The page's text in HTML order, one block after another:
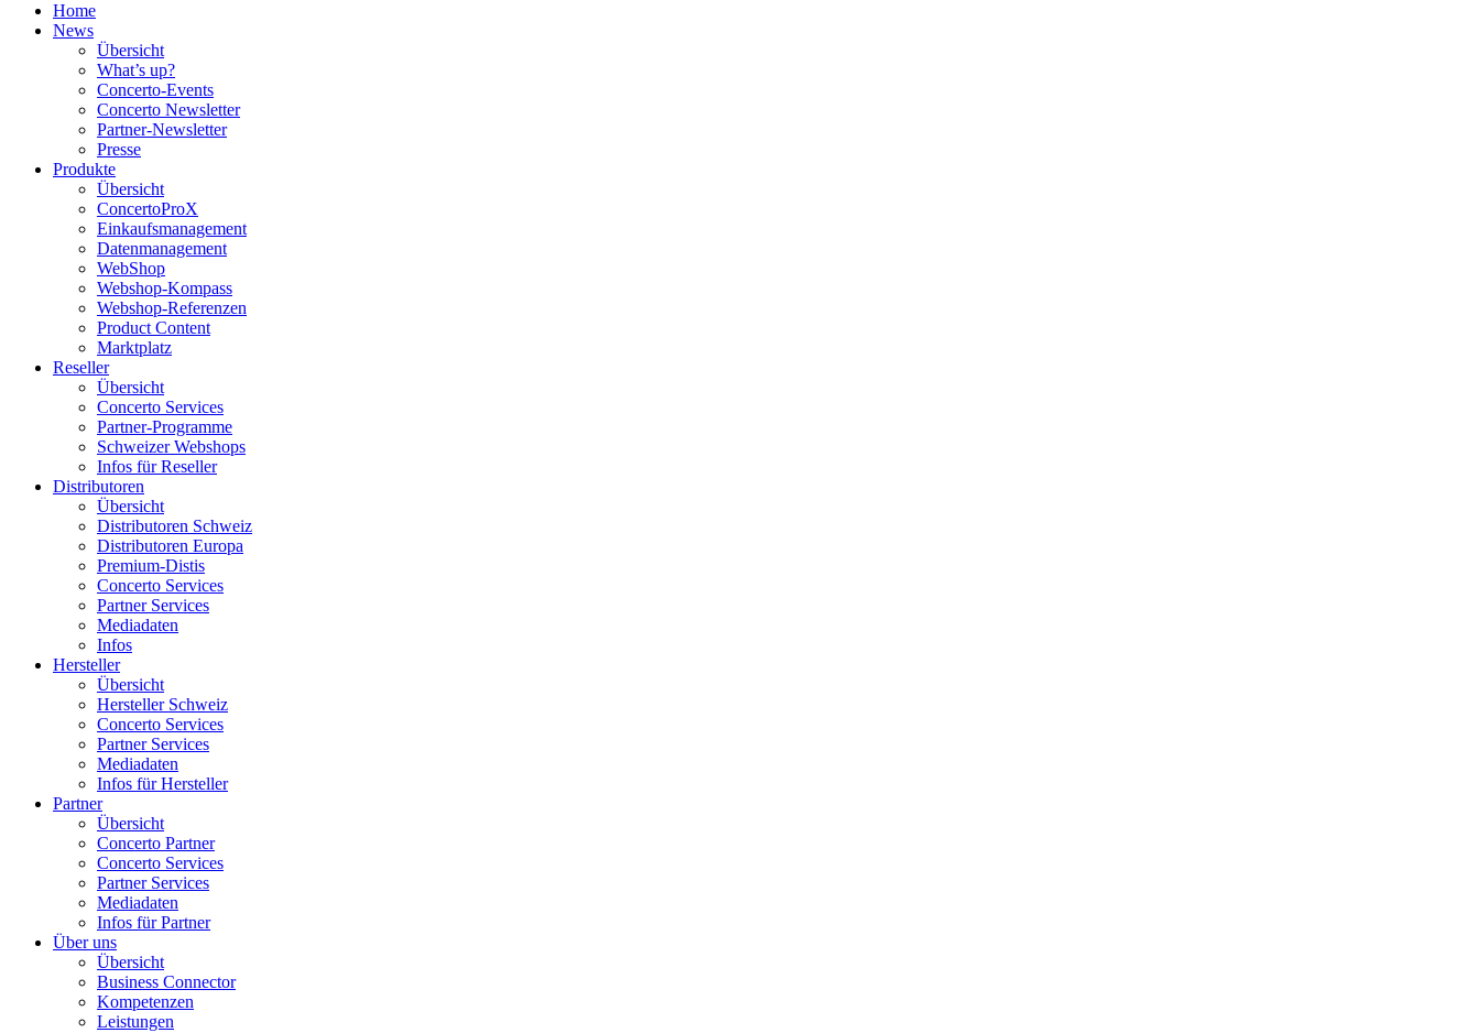
Home
News
Übersicht
What’s up?
Concerto-Events
Concerto Newsletter
Partner-Newsletter
Presse
Produkte
Übersicht
ConcertoProX
Einkaufsmanagement
Datenmanagement
WebShop
Webshop-Kompass
Webshop-Referenzen
Product Content
Marktplatz
Reseller
Übersicht
Concerto Services
Partner-Programme
Schweizer Webshops
Infos für Reseller
Distributoren
Übersicht
Distributoren Schweiz
Distributoren Europa
Premium-Distis
Concerto Services
Partner Services
Mediadaten
Infos
Hersteller
Übersicht
Hersteller Schweiz
Concerto Services
Partner Services
Mediadaten
Infos für Hersteller
Partner
Übersicht
Concerto Partner
Concerto Services
Partner Services
Mediadaten
Infos für Partner
Über uns
Übersicht
Business Connector
Kompetenzen
Leistungen